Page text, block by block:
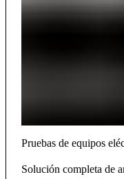
Pruebas de equipos
Solución completa de